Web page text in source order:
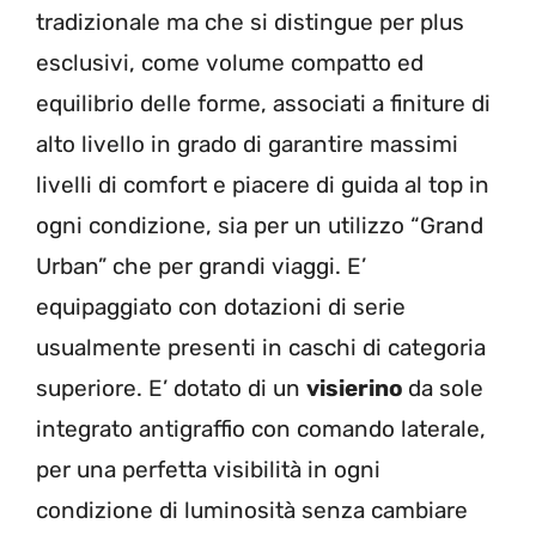
tradizionale ma che si distingue per plus
esclusivi, come volume compatto ed
equilibrio delle forme, associati a finiture di
alto livello in grado di garantire massimi
livelli di comfort e piacere di guida al top in
ogni condizione, sia per un utilizzo “Grand
Urban” che per grandi viaggi. E’
equipaggiato con dotazioni di serie
usualmente presenti in caschi di categoria
superiore. E’ dotato di un visierino da sole
integrato antigraffio con comando laterale,
per una perfetta visibilità in ogni
condizione di luminosità senza cambiare